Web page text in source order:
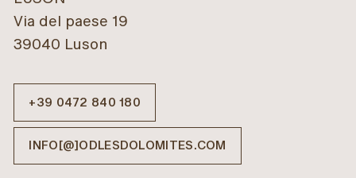
Via del paese 19
39040 Luson
+39 0472 840 180
INFO[@]ODLESDOLOMITES.COM